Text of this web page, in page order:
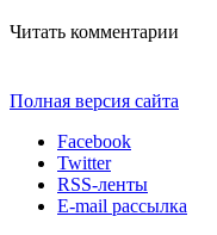
Читать комментарии
Полная версия сайта
Facebook
Twitter
RSS-ленты
E-mail рассылка